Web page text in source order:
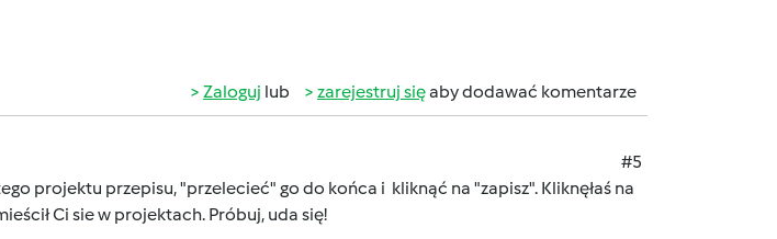
Zaloguj lub zarejestruj sięaby dodawać komentarze
#5
projektu przepisu, "przelecieć" go do końca i kliknąć na "zapisz". Kliknęłaś na
Ci sie w projektach. Próbuj, uda się!